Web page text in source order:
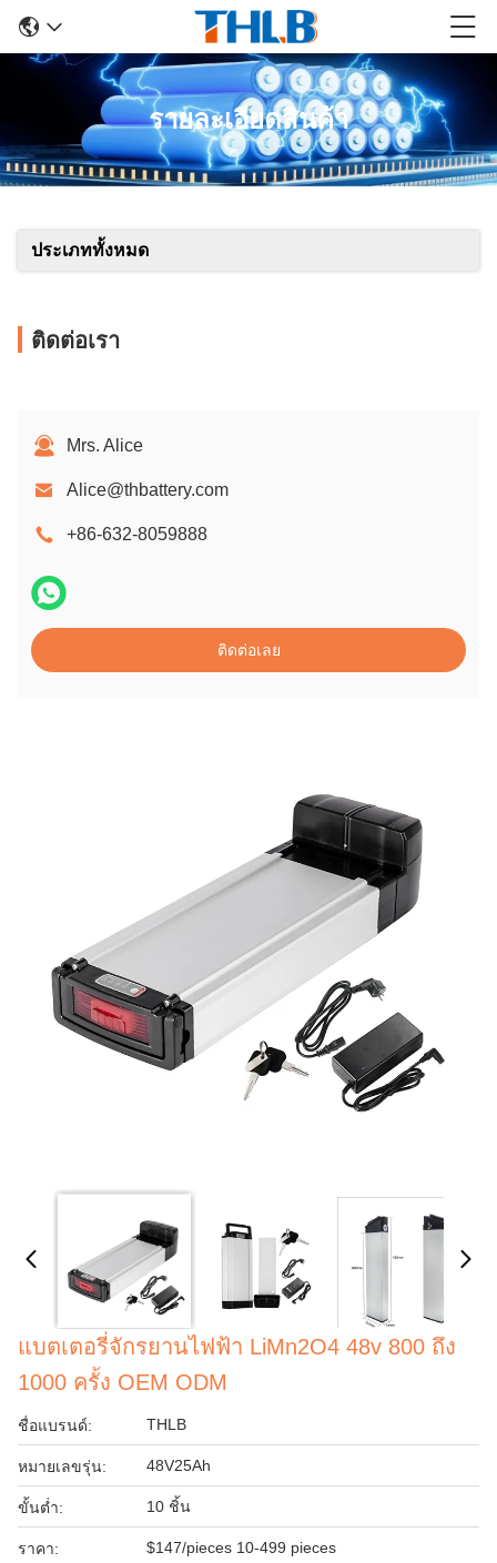
รายละเอียดสินค้า
ประเภททั้งหมด
ติดต่อเรา
Mrs. Alice
Alice@thbattery.com
+86-632-8059888
ติดต่อเลย
แบตเตอรี่จักรยานไฟฟ้า LiMn2O4 48v 800 ถึง
1000 ครั้ง OEM ODM
ชื่อแบรนด์: THLB
หมายเลขรุ่น: 48V25Ah
ขั้นต่ำ: 10 ชิ้น
ราคา: $147/pieces 10-499 pieces